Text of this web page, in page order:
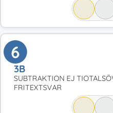
6
3B
SUBTRAKTION EJ
FRITEXTSVAR